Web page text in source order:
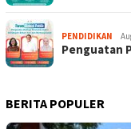
PENDIDIKAN
Penguatan
BERITA POPULER